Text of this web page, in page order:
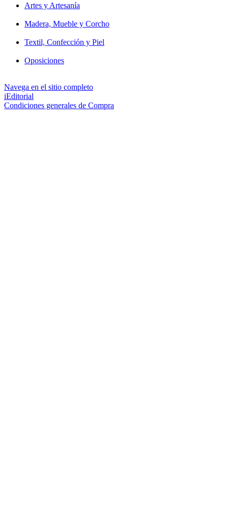
Artes y Artesanía
Madera, Mueble y Corcho
Textil, Confección y Piel
Oposiciones
Navega en el sitio completo
iEditorial
Condiciones generales de Compra